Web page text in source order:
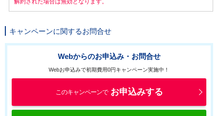
キャンペーンに関するお問合せ
Webからのお申込み・お問合せ
Webお申込みで初期費用0円キャンペーン実施中！
このキャンペーンで お申込みする